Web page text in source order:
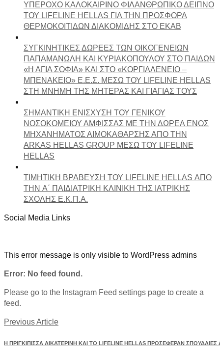
ΥΠΕΡΟΧΟ ΚΑΛΟΚΑΙΡΙΝΟ ΦΙΛΑΝΘΡΩΠΙΚΟ ΔΕΙΠΝΟ
ΤΟΥ LIFELINE HELLAS ΓΙΑ ΤΗΝ ΠΡΟΣΦΟΡΑ
ΘΕΡΜΟΚΟΙΤΙΔΩΝ ΔΙΑΚΟΜΙΔΗΣ ΣΤΟ ΕΚΑΒ
ΣΥΓΚΙΝΗΤΙΚΕΣ ΔΩΡΕΕΣ ΤΩΝ ΟΙΚΟΓΕΝΕΙΩΝ
ΠΑΠΑΜΑΝΩΛΗ ΚΑΙ ΚΥΡΙΑΚΟΠΟΥΛΟΥ ΣΤΟ ΠΑΙΔΩΝ
«Η ΑΓΙΑ ΣΟΦΙΑ» ΚΑΙ ΣΤΟ «ΚΟΡΓΙΑΛΕΝΕΙΟ –
ΜΠΕΝΑΚΕΙΟ» Ε.Ε.Σ. ΜΕΣΩ ΤΟΥ LIFELINE HELLAS
ΣΤΗ ΜΝΗΜΗ ΤΗΣ ΜΗΤΕΡΑΣ ΚΑΙ ΓΙΑΓΙΑΣ ΤΟΥΣ
ΣΗΜΑΝΤΙΚΗ ΕΝΙΣΧΥΣΗ ΤΟΥ ΓΕΝΙΚΟΥ
ΝΟΣΟΚΟΜΕΙΟΥ ΑΜΦΙΣΣΑΣ ΜΕ ΤΗΝ ΔΩΡΕΑ ΕΝΟΣ
ΜΗΧΑΝΗΜΑΤΟΣ ΑΙΜΟΚΑΘΑΡΣΗΣ ΑΠΟ ΤΗΝ
ARKAS HELLAS GROUP ΜΕΣΩ ΤΟΥ LIFELINE
HELLAS
ΤΙΜΗΤΙΚΗ ΒΡΑΒΕΥΣΗ ΤΟΥ LIFELINE HELLAS ΑΠΟ
ΤΗΝ A΄ ΠΑΙΔΙΑΤΡΙΚΗ ΚΛΙΝΙΚΗ ΤΗΣ ΙΑΤΡΙΚΗΣ
ΣΧΟΛΗΣ Ε.Κ.Π.Α.
Social Media Links
This error message is only visible to WordPress admins
Error: No feed found.
Please go to the Instagram Feed settings page to create a
feed.
Previous Article
Η ΠΡΙΓΚΙΠΙΣΣΑ ΑΙΚΑΤΕΡΙΝΗ ΚΑΙ ΤΟ LIFELINE HELLAS ΠΡΟΣΕΦΕΡΑΝ